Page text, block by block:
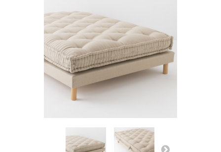
BUANDERIE - SDB
ACCESSOIRES MAISON